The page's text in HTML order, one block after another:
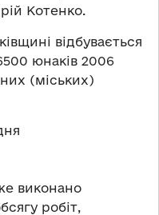
Котенко.
відбувається
юнаків 2006
(міських)
виконано
робіт,